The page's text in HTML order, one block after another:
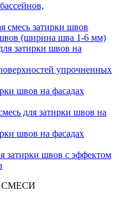
смесь затирки швов
(ширина шва 1-6 мм)
затирки швов на
упрочненных
швов на фасадах
для затирки швов на
швов на фасадах
затирки швов с эффектом